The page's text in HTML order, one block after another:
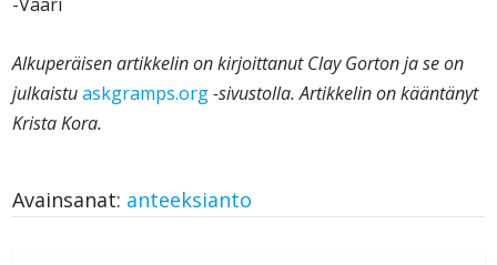
Alkuperäisen artikkelin on kirjoittanut Clay Gorton ja se on
julkaistuaskgramps.org-sivustolla. Artikkelin on kääntänyt
Krista Kora.
Avainsanat: anteeksianto